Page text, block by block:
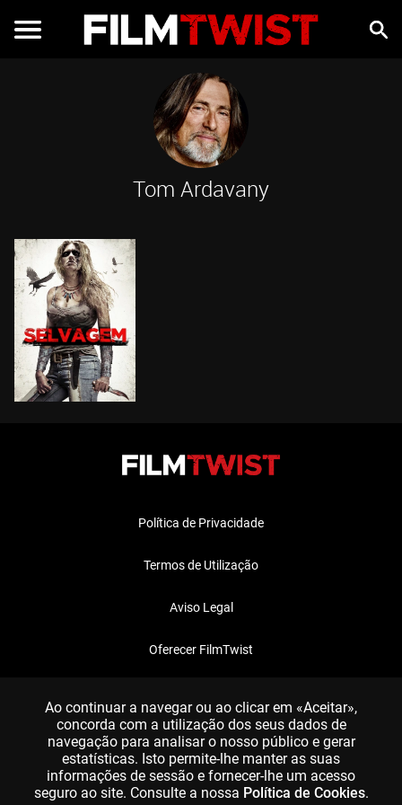
Tom Ardavany
Política de Privacidade
Termos de Utilização
Aviso Legal
Oferecer FilmTwist
Ao continuar a navegar ou ao clicar em «Aceitar»,
concorda com a utilização dos seus dados de
navegação para analisar o nosso público e gerar
estatísticas. Isto permite-lhe manter as suas
informações de sessão e fornecer-lhe um acesso
seguro ao site. Consulte a nossa Política de Cookies.